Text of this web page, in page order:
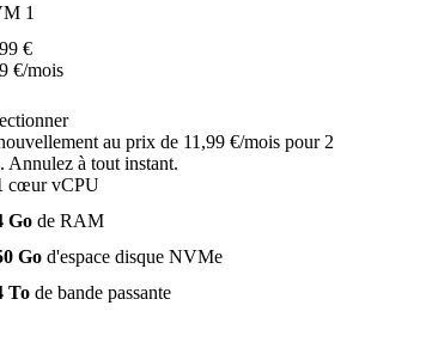
1
€
€/mois
au prix de 11,99 €/mois pour 2
Annulez à tout instant.
cœur vCPU
Go de RAM
Go d'espace disque NVMe
To de bande passante